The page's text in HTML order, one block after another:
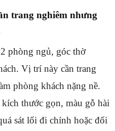
trang nghiêm nhưng
phòng ngủ, góc thờ
Vị trí này cần trang
phòng khách nặng nề.
thước gọn, màu gỗ hài
sát lối đi chính hoặc đối